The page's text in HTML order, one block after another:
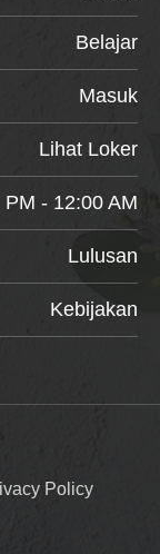
Belajar
Masuk
Lihat Loker
PM - 12:00 AM
Lulusan
Kebijakan
Policy